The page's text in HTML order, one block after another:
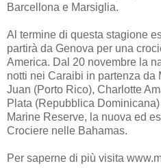
Barcellona​​ e Marsiglia.
Al termine di questa stagione
partirà da Genova per una
America. Dal 20 novembre la
notti nei Caraibi in partenza da
Juan (Porto Rico), Charlotte
Plata (Repubblica
Marine Reserve, la nuova ed
Crociere nelle Bahamas.
Per saperne di più visita